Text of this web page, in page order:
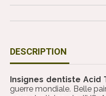
DESCRIPTION
Insignes dentiste Acid
guerre mondiale. Belle